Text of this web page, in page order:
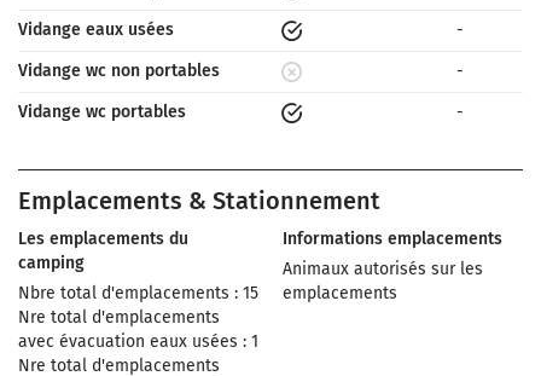
Vidange eaux usées
-
Vidange wc non portables
-
Vidange wc portables
-
Emplacements & Stationnement
Les emplacements du
camping
Nbre total d'emplacements : 15
Nre total d'emplacements
avec évacuation eaux usées : 1
Nre total d'emplacements
Informations emplacements
Animaux autorisés sur les
emplacements